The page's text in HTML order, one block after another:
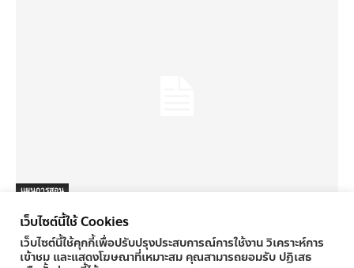
แผนการสอน
ตัวอย่างข้อสอบ O-NET ป.๖-ม3 ปี ๒๕๕๙
ครูทูเดย์ ข่าวการศึกษา - 25/01/2017
เว็บไซต์นี้ใช้ Cookies
เว็บไซต์นี้ใช้คุกกี้เพื่อปรับปรุงประสบการณ์การใช้งาน วิเคราะห์การ
เข้าชม และแสดงโฆษณาที่เหมาะสม คุณสามารถยอมรับ ปฏิเสธ